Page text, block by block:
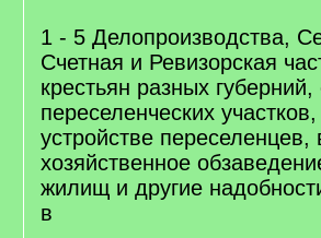
1 - 5 Делопроизводства,
Счетная и Ревизорская
крестьян разных
переселенческих
устройстве
хозяйственное
жилищ и другие
в